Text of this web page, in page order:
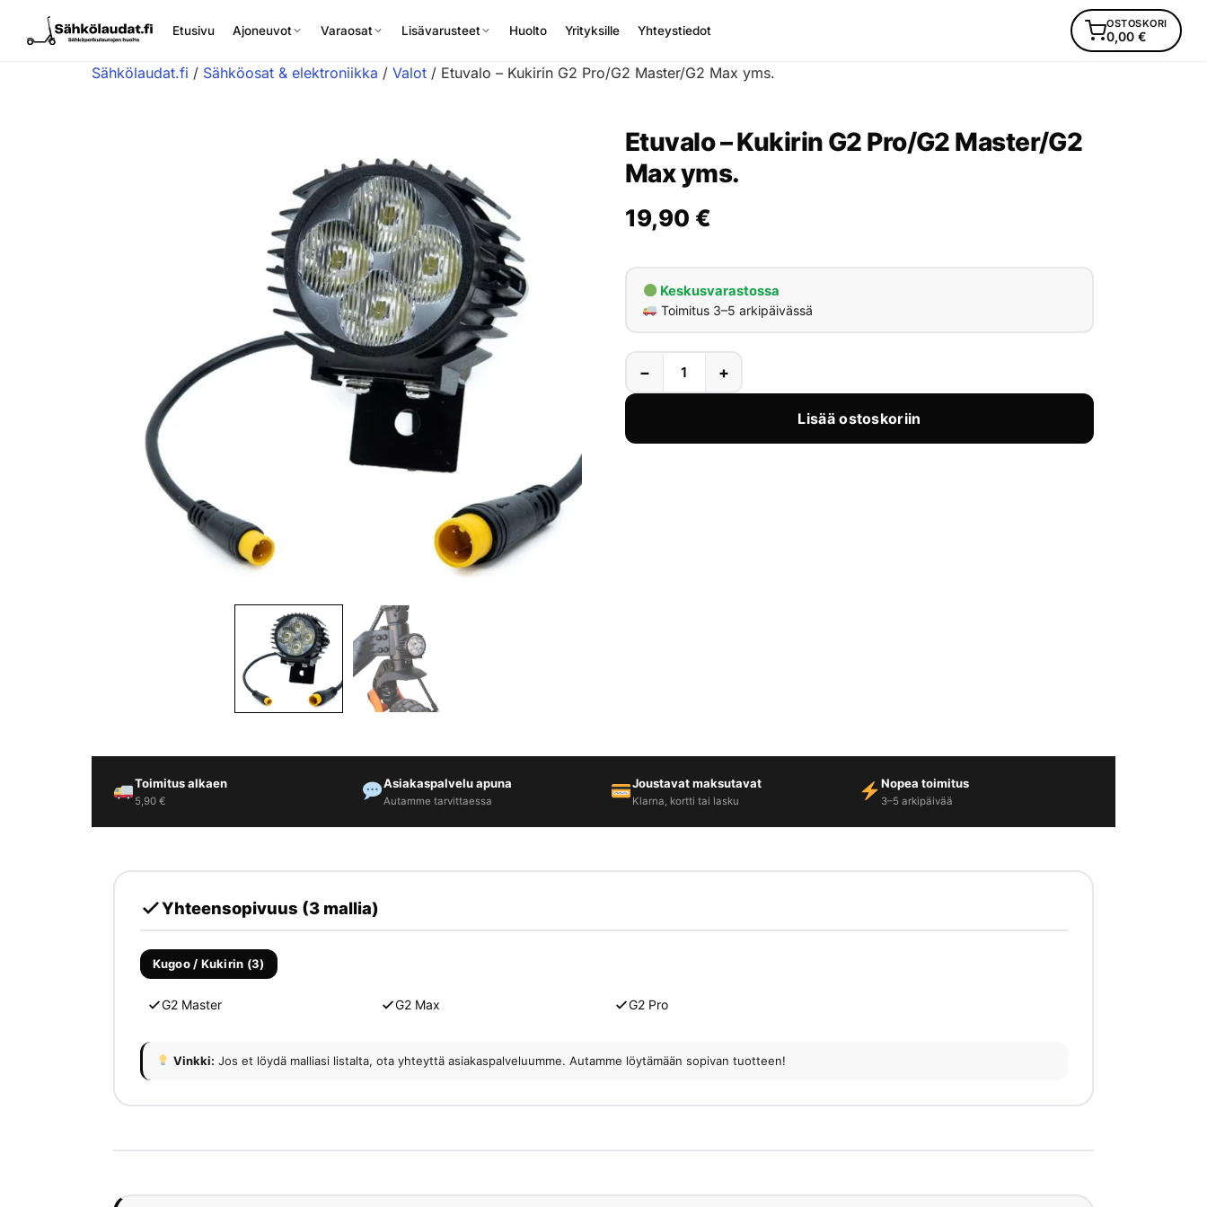
Etusivu Ajoneuvot Varaosat Lisävarusteet Huolto Yrityksille Yhteystiedot OSTOSKORI
0,00 €
Varaa huolto
Sähkölaudat.fi / Sähköosat & elektroniikka / Valot / Etuvalo – Kukirin G2 Pro/G2 Master/G2 Max yms.
Etuvalo – Kukirin G2 Pro/G2 Master/G2
Max yms.
19,90 €
Keskusvarastossa
Toimitus 3–5 arkipäivässä
− +
Lisää ostoskoriin
Toimitus alkaen
5,90 €
Asiakaspalvelu apuna
Autamme tarvittaessa
Joustavat maksutavat
Klarna, kortti tai lasku
Nopea toimitus
3–5 arkipäivää
Yhteensopivuus (3 mallia)
Kugoo / Kukirin (3)
G2 Master G2 Max G2 Pro
Vinkki: Jos et löydä malliasi listalta, ota yhteyttä asiakaspalveluumme. Autamme löytämään sopivan tuotteen!